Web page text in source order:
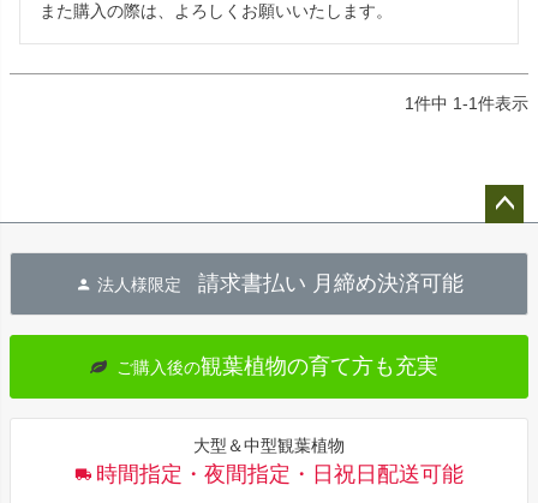
また購入の際は、よろしくお願いいたします。
1件中 1-1件表示
へ
法人様限定 請求書払い 月締め決済可能
ご購入後の観葉植物の育て方も充実
大型＆中型観葉植物
時間指定・夜間指定・日祝日配送可能